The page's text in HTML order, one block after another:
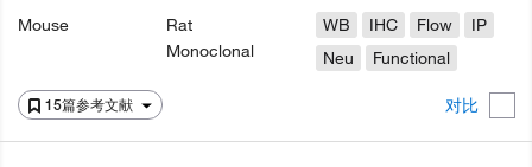
15篇参考文献 对比
Mouse
Rat
Monoclonal
WB
IHC Flow
IP
Neu
Functional